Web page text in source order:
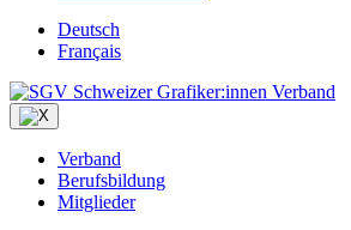
Deutsch
Français
Verband
Berufsbildung
Mitglieder